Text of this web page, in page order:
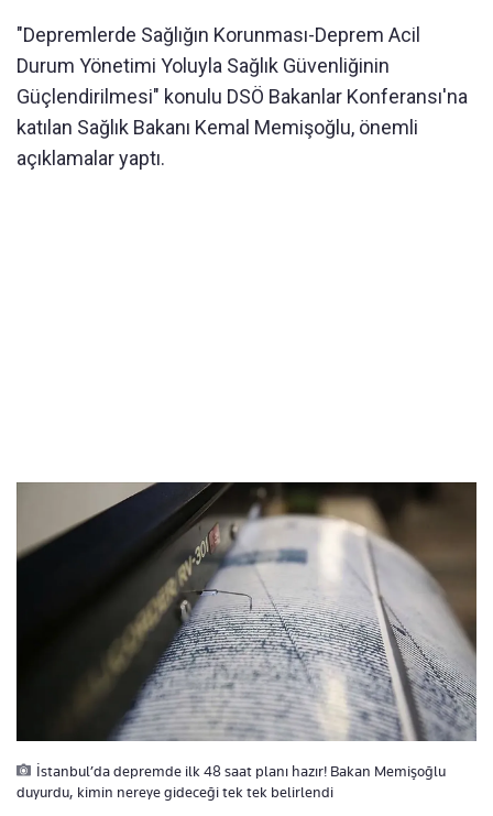
"Depremlerde Sağlığın Korunması-Deprem Acil
Durum Yönetimi Yoluyla Sağlık Güvenliğinin
Güçlendirilmesi" konulu DSÖ Bakanlar Konferansı'na
katılan Sağlık Bakanı Kemal Memişoğlu, önemli
açıklamalar yaptı.
İstanbul’da depremde ilk 48 saat planı hazır! Bakan Memişoğlu
duyurdu, kimin nereye gideceği tek tek belirlendi